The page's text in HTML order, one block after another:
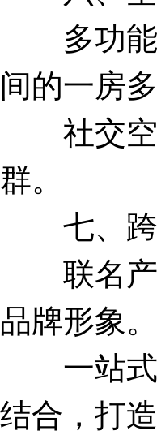
多功能
间的一房
社交空
群。
七、跨
联名产
品牌形象。
一站式
结合，打